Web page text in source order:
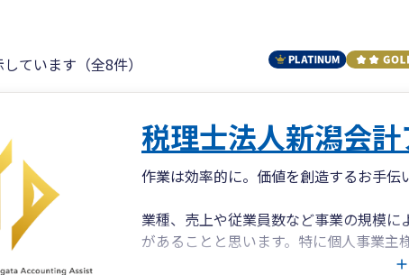
ています（全8件）
税理士法人新潟会計
作業は効率的に。価値を創造するお手伝
業種、売上や従業員数など事業の規模
があることと思います。特に個人事業
も経理も…とすべて抱えている事業者様